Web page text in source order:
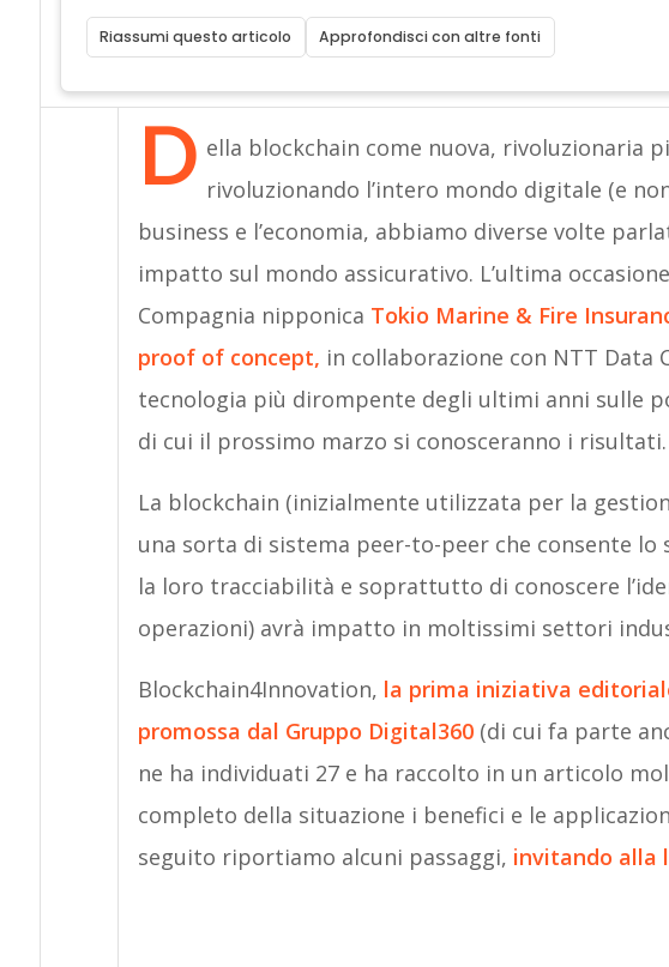
Riassumi questo articolo Approfondisci con altre fonti
D ella blockchain come nuova, rivoluzionaria
rivoluzionando l’intero mondo digitale (e
business e l’economia, abbiamo diverse volte
impatto sul mondo assicurativo. L’ultima
Compagnia nipponica Tokio Marine & Fire
proof of concept, in collaborazione con NTT Data
tecnologia più dirompente degli ultimi anni sulle
di cui il prossimo marzo si conosceranno i risultati.
La blockchain (inizialmente utilizzata per la
una sorta di sistema peer-to-peer che consente
la loro tracciabilità e soprattutto di conoscere
operazioni) avrà impatto in moltissimi settori
Blockchain4Innovation, la prima iniziativa
promossa dal Gruppo Digital360(di cui fa parte
ne ha individuati 27 e ha raccolto in un articolo
completo della situazione i benefici e le
seguito riportiamo alcuni passaggi, invitando alla